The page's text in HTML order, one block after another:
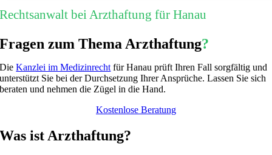
Rechtsanwalt bei Arzthaftung für Hanau
Fragen zum Thema Arzthaftung?
DieKanzlei im Medizinrecht für Hanau prüft Ihren Fall sorgfältig und
unterstützt Sie bei der Durchsetzung Ihrer Ansprüche. Lassen Sie sich
beraten und nehmen die Zügel in die Hand.
Kostenlose Beratung
Was ist Arzthaftung?